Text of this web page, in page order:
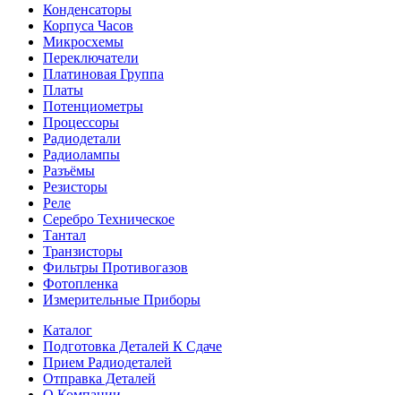
Конденсаторы
Корпуса Часов
Микросхемы
Переключатели
Платиновая Группа
Платы
Потенциометры
Процессоры
Радиодетали
Радиолампы
Разъёмы
Резисторы
Реле
Серебро Техническое
Тантал
Транзисторы
Фильтры Противогазов
Фотопленка
Измерительные Приборы
Каталог
Подготовка Деталей К Сдаче
Прием Радиодеталей
Отправка Деталей